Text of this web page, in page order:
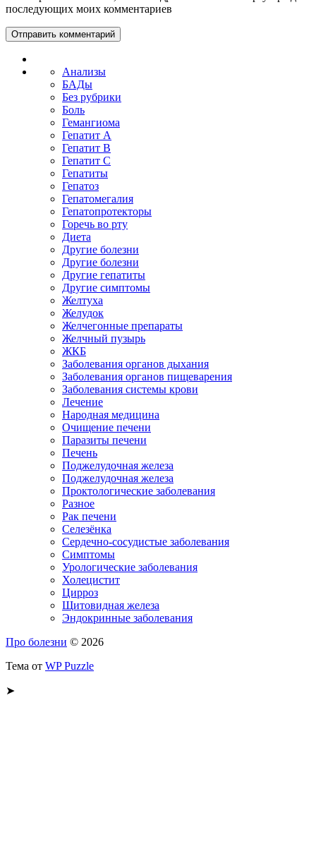
последующих моих комментариев
Анализы
БАДы
Без рубрики
Боль
Гемангиома
Гепатит A
Гепатит B
Гепатит C
Гепатиты
Гепатоз
Гепатомегалия
Гепатопротекторы
Горечь во рту
Диета
Другие болезни
Другие болезни
Другие гепатиты
Другие симптомы
Желтуха
Желудок
Желчегонные препараты
Желчный пузырь
ЖКБ
Заболевания органов дыхания
Заболевания органов пищеварения
Заболевания системы крови
Лечение
Народная медицина
Очищение печени
Паразиты печени
Печень
Поджелудочная железа
Поджелудочная железа
Проктологические заболевания
Разное
Рак печени
Селезёнка
Сердечно-сосудистые заболевания
Симптомы
Урологические заболевания
Холецистит
Цирроз
Щитовидная железа
Эндокринные заболевания
Про болезни © 2026
Тема от WP Puzzle
➤